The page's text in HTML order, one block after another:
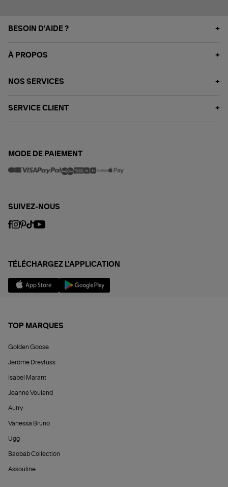
BESOIN D'AIDE ?
À PROPOS
NOS SERVICES
SERVICE CLIENT
MODE DE PAIEMENT
SUIVEZ-NOUS
TÉLÉCHARGEZ L'APPLICATION
TOP MARQUES
Golden Goose
Jérôme Dreyfuss
Isabel Marant
Jeanne Vouland
Autry
Vanessa Bruno
Ugg
Baobab Collection
Assouline